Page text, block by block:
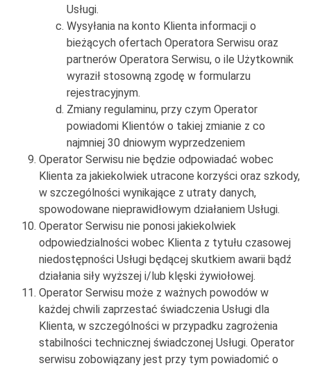
Usługi.
Wysyłania na konto Klienta informacji o
bieżących ofertach Operatora Serwisu oraz
partnerów Operatora Serwisu, o ile Użytkownik
wyraził stosowną zgodę w formularzu
rejestracyjnym.
Zmiany regulaminu, przy czym Operator
powiadomi Klientów o takiej zmianie z co
najmniej 30 dniowym wyprzedzeniem
Operator Serwisu nie będzie odpowiadać wobec
Klienta za jakiekolwiek utracone korzyści oraz szkody,
w szczególności wynikające z utraty danych,
spowodowane nieprawidłowym działaniem Usługi.
Operator Serwisu nie ponosi jakiekolwiek
odpowiedzialności wobec Klienta z tytułu czasowej
niedostępności Usługi będącej skutkiem awarii bądź
działania siły wyższej i/lub klęski żywiołowej.
Operator Serwisu może z ważnych powodów w
każdej chwili zaprzestać świadczenia Usługi dla
Klienta, w szczególności w przypadku zagrożenia
stabilności technicznej świadczonej Usługi. Operator
serwisu zobowiązany jest przy tym powiadomić o